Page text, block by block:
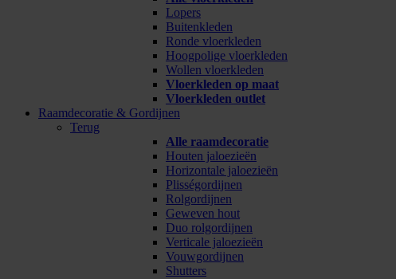
Lopers
Buitenkleden
Ronde vloerkleden
Hoogpolige vloerkleden
Wollen vloerkleden
Vloerkleden op maat
Vloerkleden outlet
Raamdecoratie & Gordijnen
Terug
Alle raamdecoratie
Houten jaloezieën
Horizontale jaloezieën
Plisségordijnen
Rolgordijnen
Geweven hout
Duo rolgordijnen
Verticale jaloezieën
Vouwgordijnen
Shutters